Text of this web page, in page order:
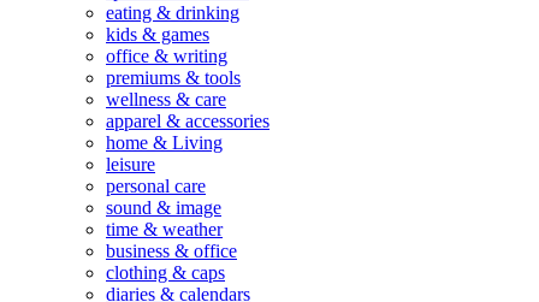
eating & drinking
kids & games
office & writing
premiums & tools
wellness & care
apparel & accessories
home & Living
leisure
personal care
sound & image
time & weather
business & office
clothing & caps
diaries & calendars